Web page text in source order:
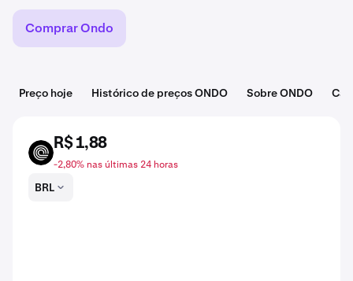
Comprar Ondo
Preço hoje Histórico de preços ONDO Sobre ONDO
ONDO
R$ 1,88
-2,80% nas últimas 24 horas
BRL